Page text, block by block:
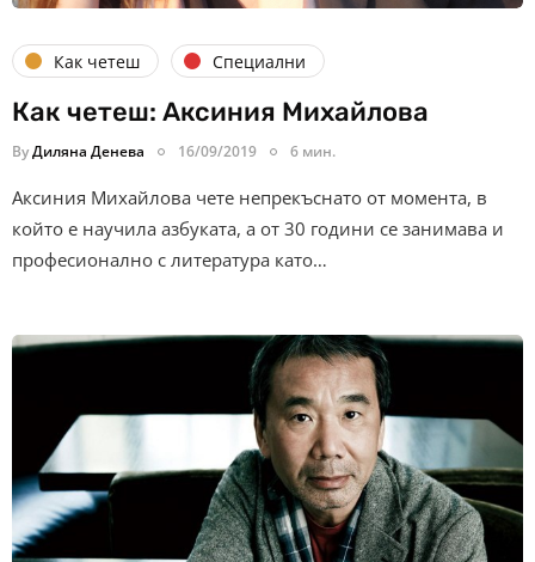
Как четеш Специални
Как четеш: Аксиния Михайлова
ByДиляна Денева 16/09/2019 6 мин.
Аксиния Михайлова чете непрекъснато от момента, в
който е научила азбуката, а от 30 години се занимава и
професионално с литература като…